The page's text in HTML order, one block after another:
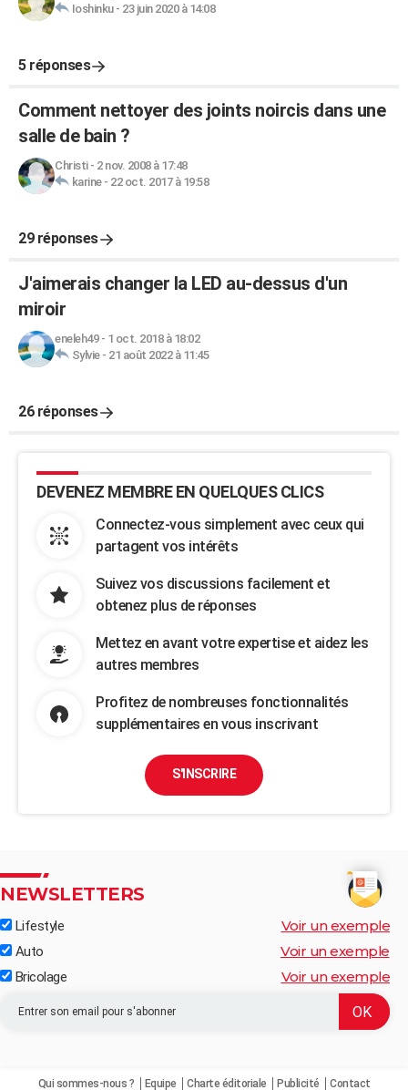
Ioshinku- 23 juin 2020 à 14:08
5 réponses
Comment nettoyer des joints noircis dans une
salle de bain ?
Christi- 2 nov. 2008 à 17:48
karine- 22 oct. 2017 à 19:58
29 réponses
J'aimerais changer la LED au-dessus d'un
miroir
eneleh49- 1 oct. 2018 à 18:02
Sylvie- 21 août 2022 à 11:45
26 réponses
DEVENEZ MEMBRE EN QUELQUES CLICS
Connectez-vous simplement avec ceux qui
partagent vos intérêts
Suivez vos discussions facilement et
obtenez plus de réponses
Mettez en avant votre expertise et aidez les
autres membres
Profitez de nombreuses fonctionnalités
supplémentaires en vous inscrivant
S'INSCRIRE
NEWSLETTERS
Lifestyle Voir un exemple
Auto Voir un exemple
Bricolage Voir un exemple
Qui sommes-nous ? Equipe Charte éditoriale Publicité Contact